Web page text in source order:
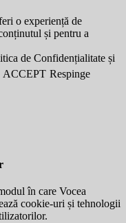
o experiență de
și pentru a
de Confidențialitate și
ACCEPT Respinge
în care Vocea
cookie-uri și tehnologii